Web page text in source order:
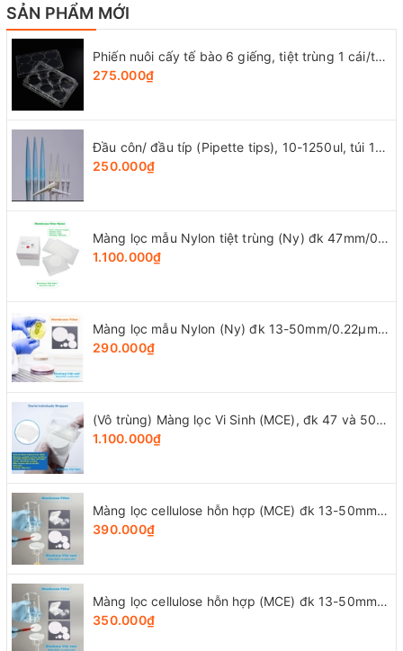
SẢN PHẨM MỚI
Phiến nuôi cấy tế bào 6 giếng, tiệt trùng 1 cái/túi (Cell Culture Plates), mã 07-6006, Biologix-USA
275.000₫
Đầu côn/ đầu típ (Pipette tips), 10-1250ul, túi 1000 cái, hãng LabSelect
250.000₫
Màng lọc mẫu Nylon tiệt trùng (Ny) đk 47mm/0.22µm-0.45µm, 4x25 chiếc/hộp, hãng Biosharp
1.100.000₫
Màng lọc mẫu Nylon (Ny) đk 13-50mm/0.22µm-0.45µm, 4x25 chiếc/hộp, hãng Biosharp
290.000₫
(Vô trùng) Màng lọc Vi Sinh (MCE), đk 47 và 50mm/0.8μm-0.22µm-0.45μm, 100 chiếc/hộp, Biosharp
1.100.000₫
Màng lọc cellulose hỗn hợp (MCE) đk 13-50mm/0.45µm, 4x25 chiếc/hộp, hãng Biosharp
390.000₫
Màng lọc cellulose hỗn hợp (MCE) đk 13-50mm/0.22µm, 4x25 chiếc/hộp, hãng Biosharp
350.000₫